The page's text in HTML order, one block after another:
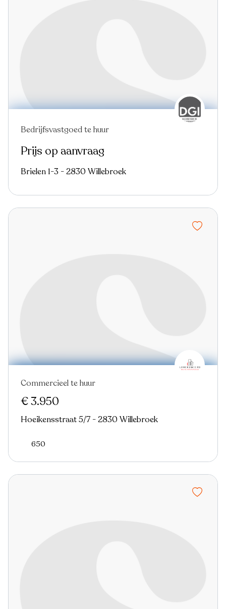
Bedrijfsvastgoed te huur
Prijs op aanvraag
Brielen 1-3 - 2830 Willebroek
Commercieel te huur
€ 3.950
Hoeikensstraat 5/7 - 2830 Willebroek
650